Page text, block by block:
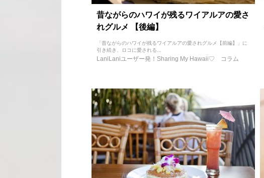
昔ながらのハワイが残るワイアルアの愛さ
れグルメ 【後編】
「昔ながらのハワイが残るワイアルアの愛されグルメ【前編】」に
引き続き、ロコに愛される...
LaniLaniユーザー発！Sharing My Hawaii♡ コラム